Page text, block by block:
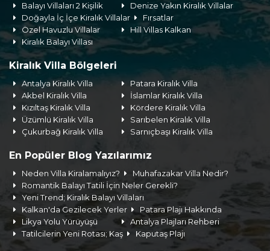
Balayı Villaları 2 Kişilik
Denize Yakın Kiralık Villalar
Doğayla İç İçe Kiralık Villalar
Fırsatlar
Özel Havuzlu Villalar
Hill Villas Kalkan
Kiralık Balayı Villası
Kiralık Villa Bölgeleri
Antalya Kiralık Villa
Patara Kiralık Villa
Akbel Kiralık Villa
İslamlar Kiralık Villa
Kızıltaş Kiralık Villa
Kördere Kiralık Villa
Üzümlü Kiralık Villa
Sarıbelen Kiralık Villa
Çukurbağ Kiralık Villa
Sarnıçbaşı Kiralık Villa
En Popüler Blog Yazılarımız
Neden Villa Kiralamalıyız?
Muhafazakar Villa Nedir?
Romantik Balayı Tatili İçin Neler Gerekli?
Yeni Trend; Kiralık Balayı Villaları
Kalkan'da Gezilecek Yerler
Patara Plajı Hakkında
Likya Yolu Yürüyüşü
Antalya Plajları Rehberi
Tatilcilerin Yeni Rotası; Kaş
Kaputaş Plajı